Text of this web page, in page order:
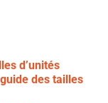
d’unités
des tailles